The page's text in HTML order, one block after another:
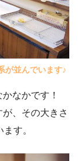
が並んでいます♪
なかです！
、その大きさ
す。